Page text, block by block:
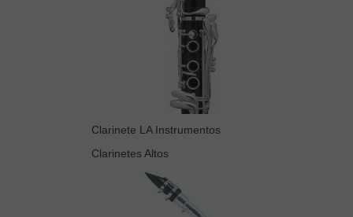
Clarinete LA Instrumentos
Clarinetes Altos